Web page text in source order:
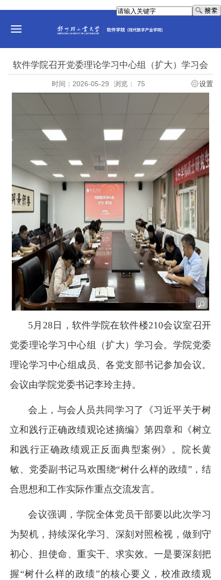
软件学院召开党委理论学习中心组（扩大）学习会
时间：2026-05-29 浏览： 75 设置
5 月28日，软件学院在软件楼210会议室召开
党委理论学习中心组（扩大）学习会。学院党委
理论学习中心组成员、各党支部书记参加会议。
会议由学院党委书记李玲主持。
会上，与会人员共同学习了《习近平关于树
立和践行正确政绩观论述摘编》第四章和《树立
和践行正确政绩观正反面典型案例》。院长黄
敏、党委副书记马欢围绕“树什么样的政绩”，结
合思想和工作实际作重点交流发言。
会议强调，学院全体党员干部要以此次学习
为契机，持续深化学习、深刻对照检视，做到守
初心、担使命、重实干、求实效。一是要深刻把
握“树什么样的政绩”的核心要义，校准政绩观